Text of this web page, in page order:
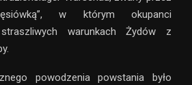
w którym okupanci
warunkach Żydów z
powodzenia powstania było